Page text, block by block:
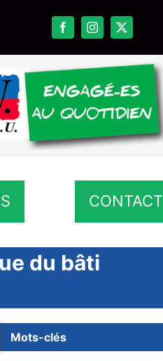
CONTACT
du bâti
Mots-clés